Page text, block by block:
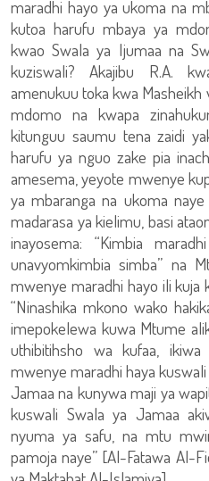
maradhi hayo ya ukoma na
kutoa harufu mbaya ya
kwao Swala ya Ijumaa na
kuziswali? Akajibu R.A.
amenukuu toka kwa
mdomo na kwapa
kitunguu saumu tena zaidi
harufu ya nguo zake pia
amesema, yeyote mwenye
ya mbaranga na ukoma
madarasa ya kielimu, basi
inayosema: “Kimbia
unavyomkimbia simba” na
mwenye maradhi hayo ili kuja
“Ninashika mkono wako
imepokelewa kuwa Mtume
uthibitihsho wa kufaa, ikiwa
mwenye maradhi haya
Jamaa na kunywa maji ya
kuswali Swala ya Jamaa
nyuma ya safu, na mtu
pamoja naye” [Al-Fatawa Al-